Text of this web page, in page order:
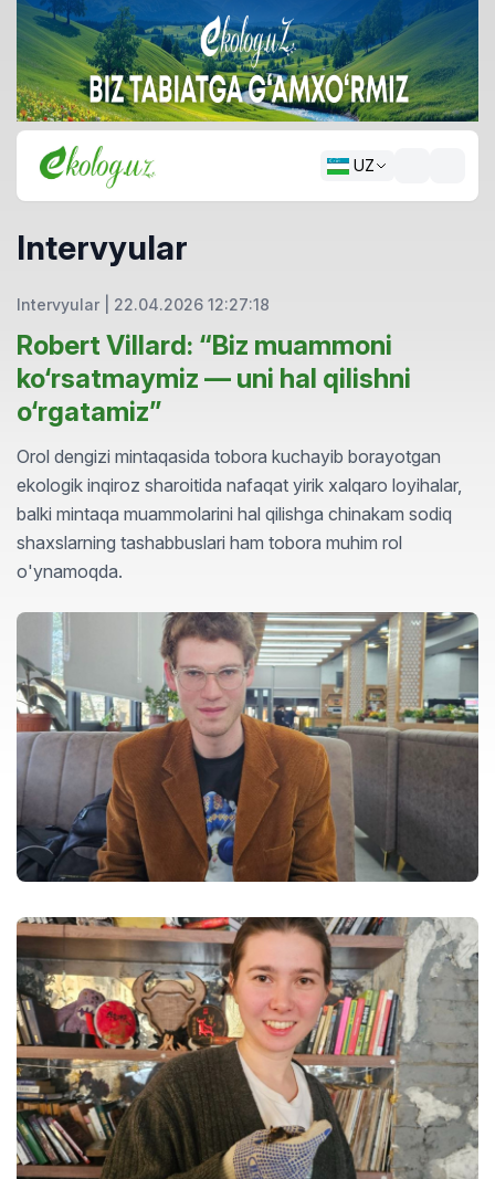
UZ
Intervyular
Intervyular 22.04.2026 12:27:18
Robert Villard: “Biz muammoni
ko‘rsatmaymiz — uni hal qilishni
o‘rgatamiz”
Orol dengizi mintaqasida tobora kuchayib borayotgan
ekologik inqiroz sharoitida nafaqat yirik xalqaro loyihalar,
balki mintaqa muammolarini hal qilishga chinakam sodiq
shaxslarning tashabbuslari ham tobora muhim rol
o'ynamoqda.